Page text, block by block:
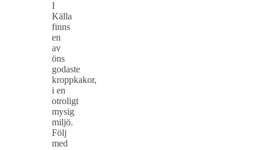
I
Källa
finns
en
av
öns
godaste
kroppkakor,
i en
otroligt
mysig
miljö.
Följ
med